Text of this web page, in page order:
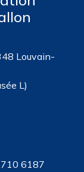
Louvain-
L)
6187